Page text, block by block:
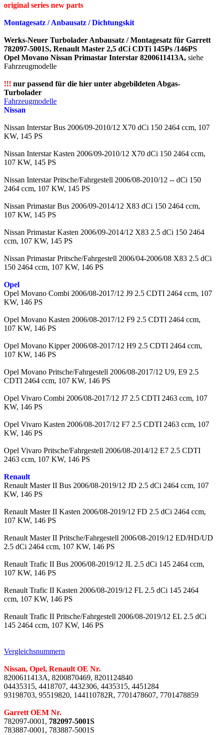
original series new parts​
Montagesatz / Anbausatz / Dichtungskit
Werks-Neuer Turbolader Anbausatz / Montagesatz für Garrett
782097-5001S, Renault Master 2,5 dCi CDTi 145Ps /146PS
Opel Movano Nissan Primastar Interstar 8200611413A, siehe
Fahrzeugmodelle
!!! nur passend für die hier unter abgebildeten Abgas-
Turbolader
Fahrzeugmodelle
Nissan
Nissan Interstar Bus 2006/09-2010/12 X70 dCi 150 2464 ccm, 107
KW, 145 PS
Nissan Interstar Kasten 2006/09-2010/12 X70 dCi 150 2464 ccm,
107 KW, 145 PS
Nissan Interstar Pritsche/Fahrgestell 2006/08-2010/12 -- dCi 150
2464 ccm, 107 KW, 145 PS
Nissan Primastar Bus 2006/09-2014/12 X83 dCi 150 2464 ccm,
107 KW, 145 PS
Nissan Primastar Kasten 2006/09-2014/12 X83 2.5 dCi 150 2464
ccm, 107 KW, 145 PS
Nissan Primastar Pritsche/Fahrgestell 2006/04-2006/08 X83 2.5 dCi
150 2464 ccm, 107 KW, 146 PS
Opel
Opel Movano Combi 2006/08-2017/12 J9 2.5 CDTI 2464 ccm, 107
KW, 146 PS
Opel Movano Kasten 2006/08-2017/12 F9 2.5 CDTI 2464 ccm,
107 KW, 146 PS
Opel Movano Kipper 2006/08-2017/12 H9 2.5 CDTI 2464 ccm,
107 KW, 146 PS
Opel Movano Pritsche/Fahrgestell 2006/08-2017/12 U9, E9 2.5
CDTI 2464 ccm, 107 KW, 146 PS
Opel Vivaro Combi 2006/08-2017/12 J7 2.5 CDTI 2463 ccm, 107
KW, 146 PS
Opel Vivaro Kasten 2006/08-2017/12 F7 2.5 CDTI 2463 ccm, 107
KW, 146 PS
Opel Vivaro Pritsche/Fahrgestell 2006/08-2014/12 E7 2.5 CDTI
2463 ccm, 107 KW, 146 PS
Renault
Renault Master II Bus 2006/08-2019/12 JD 2.5 dCi 2464 ccm, 107
KW, 146 PS
Renault Master II Kasten 2006/08-2019/12 FD 2.5 dCi 2464 ccm,
107 KW, 146 PS
Renault Master II Pritsche/Fahrgestell 2006/08-2019/12 ED/HD/UD
2.5 dCi 2464 ccm, 107 KW, 146 PS
Renault Trafic II Bus 2006/08-2019/12 JL 2.5 dCi 145 2464 ccm,
107 KW, 146 PS
Renault Trafic II Kasten 2006/08-2019/12 FL 2.5 dCi 145 2464
ccm, 107 KW, 146 PS
Renault Trafic II Pritsche/Fahrgestell 2006/08-2019/12 EL 2.5 dCi
145 2464 ccm, 107 KW, 146 PS
Vergleichsnummern
Nissan, Opel, Renault OE Nr.
8200611413A, 8200870469, 8201124840
04435315, 4418707, 4432306, 4435315, 4451284
93198703, 95519820, 144110782R, 7701478607, 7701478859
Garrett OEM Nr.
782097-0001, 782097-5001S
783887-0001, 783887-5001S